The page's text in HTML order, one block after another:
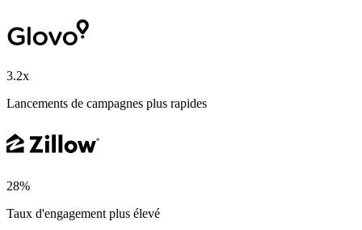
3.2x
Lancements de campagnes plus rapides
28%
Taux d'engagement plus élevé